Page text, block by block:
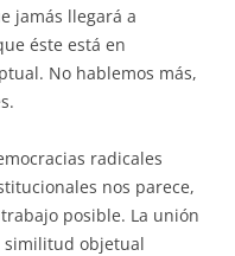
jamás llegará a
éste está en
No hablemos más,
radicales
nos parece,
posible. La unión
similitud objetual